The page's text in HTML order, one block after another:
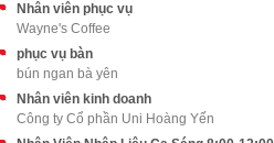
Nhân viên phục vụ
Wayne's Coffee
phục vụ bàn
bún ngan bà yên
Nhân viên kinh doanh
Công ty Cổ phần Uni Hoàng Yến